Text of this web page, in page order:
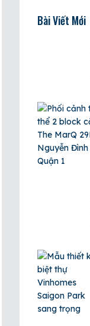
Bài Viết Mới